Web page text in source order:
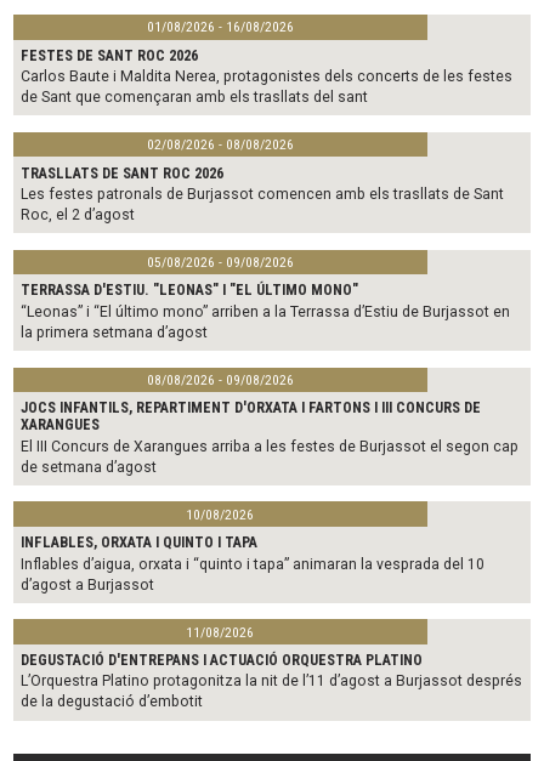
01/08/2026 - 16/08/2026
FESTES DE SANT ROC 2026
Carlos Baute i Maldita Nerea, protagonistes dels concerts de les festes
de Sant que començaran amb els trasllats del sant
02/08/2026 - 08/08/2026
TRASLLATS DE SANT ROC 2026
Les festes patronals de Burjassot comencen amb els trasllats de Sant
Roc, el 2 d’agost
05/08/2026 - 09/08/2026
TERRASSA D'ESTIU. "LEONAS" I "EL ÚLTIMO MONO"
“Leonas” i “El último mono” arriben a la Terrassa d’Estiu de Burjassot en
la primera setmana d’agost
08/08/2026 - 09/08/2026
JOCS INFANTILS, REPARTIMENT D'ORXATA I FARTONS I III CONCURS DE
XARANGUES
El III Concurs de Xarangues arriba a les festes de Burjassot el segon cap
de setmana d’agost
10/08/2026
INFLABLES, ORXATA I QUINTO I TAPA
Inflables d’aigua, orxata i “quinto i tapa” animaran la vesprada del 10
d’agost a Burjassot
11/08/2026
DEGUSTACIÓ D'ENTREPANS I ACTUACIÓ ORQUESTRA PLATINO
L’Orquestra Platino protagonitza la nit de l’11 d’agost a Burjassot després
de la degustació d’embotit